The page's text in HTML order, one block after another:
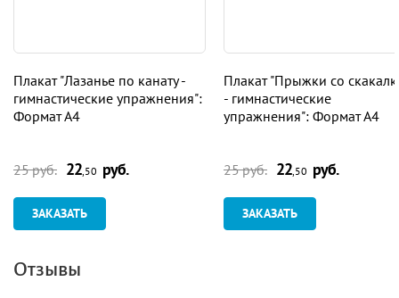
Плакат "Лазанье по канату -
гимнастические упражнения":
Формат А4
25 руб. 22,50 руб.
ЗАКАЗАТЬ
Плакат "Прыжки со
- гимнастические
упражнения": Формат А4
25 руб. 22,50 руб.
ЗАКАЗАТЬ
Отзывы